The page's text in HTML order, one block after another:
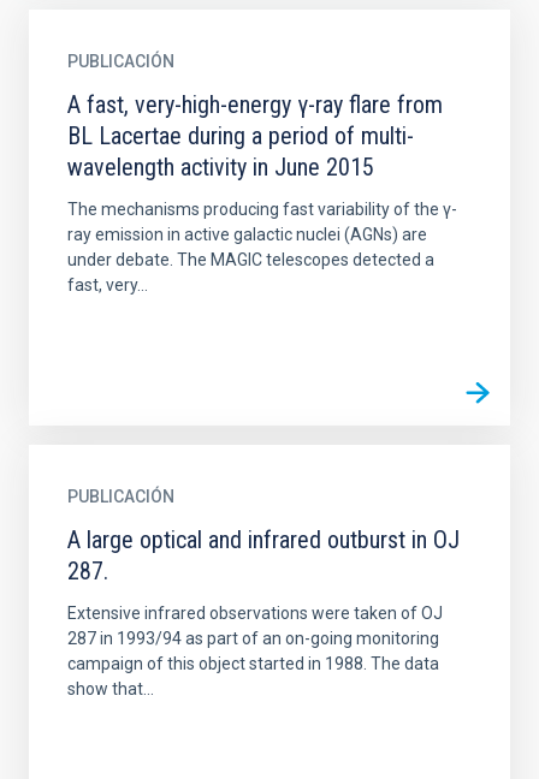
PUBLICACIÓN
A fast, very-high-energy γ-ray flare from
BL Lacertae during a period of multi-
wavelength activity in June 2015
The mechanisms producing fast variability of the γ-
ray emission in active galactic nuclei (AGNs) are
under debate. The MAGIC telescopes detected a
fast, very...
PUBLICACIÓN
A large optical and infrared outburst in OJ
287.
Extensive infrared observations were taken of OJ
287 in 1993/94 as part of an on-going monitoring
campaign of this object started in 1988. The data
show that...